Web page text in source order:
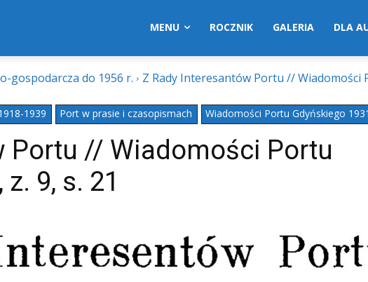
MENU ROCZNIK GALERIA DLA
gospodarcza do 1956 r.
Z Rady Interesantów Portu // Wiadomości
1939 Port w prasie i czasopismach Wiadomości Portu Gdyńskiego
Portu // Wiadomości Portu
9, s. 21